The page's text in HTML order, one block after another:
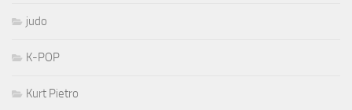
judo
K-POP
Kurt Pietro